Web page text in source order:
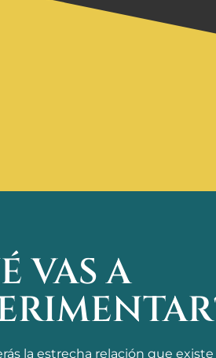
VAS A
la estrecha relación que